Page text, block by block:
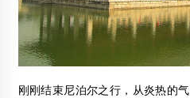
2012年3月28
沪上首个木结构建筑实训中心今正式落成
2013年1月19日
刚刚结束尼泊尔之行，从炎热的